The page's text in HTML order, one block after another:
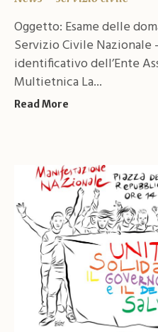
Oggetto: Esame delle
Servizio Civile Nazionale
identificativo dell’Ente
Multietnica La...
Read More